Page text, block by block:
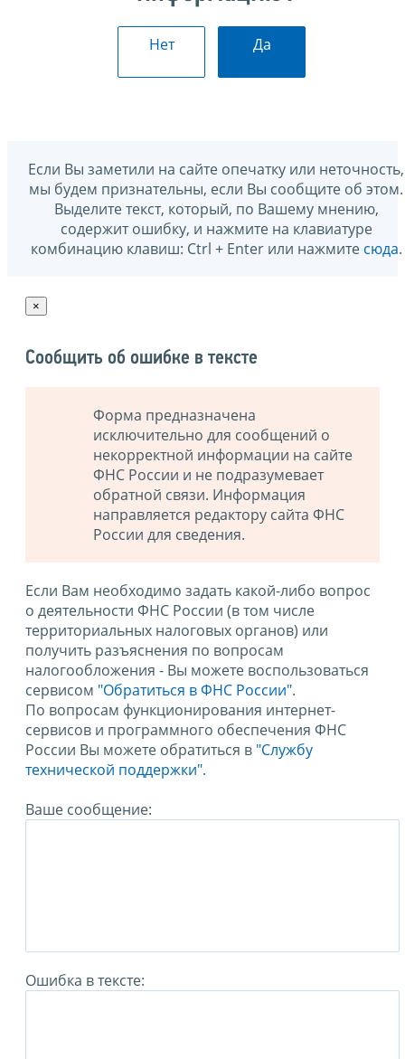
Нет Да
Если Вы заметили на сайте опечатку или неточность,
мы будем признательны, если Вы сообщите об этом.
Выделите текст, который, по Вашему мнению,
содержит ошибку, и нажмите на клавиатуре
комбинацию клавиш: Ctrl + Enter или нажмите сюда.
×
Сообщить об ошибке в тексте
Форма предназначена
исключительно для сообщений о
некорректной информации на сайте
ФНС России и не подразумевает
обратной связи. Информация
направляется редактору сайта ФНС
России для сведения.
Если Вам необходимо задать какой-либо вопрос
о деятельности ФНС России (в том числе
территориальных налоговых органов) или
получить разъяснения по вопросам
налогообложения - Вы можете воспользоваться
сервисом "Обратиться в ФНС России".
По вопросам функционирования интернет-
сервисов и программного обеспечения ФНС
России Вы можете обратиться в "Службу
технической поддержки".
Ваше сообщение:
Ошибка в тексте: